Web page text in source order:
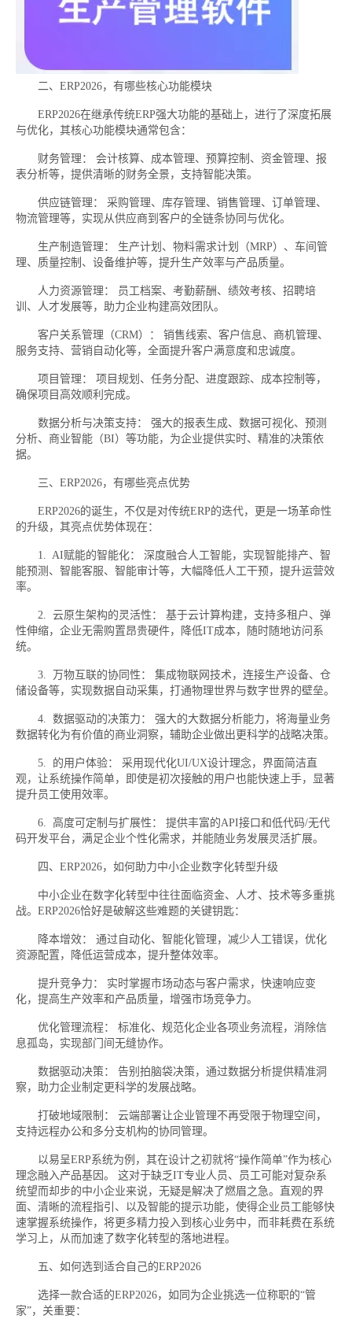
二、ERP2026，有哪些核心功能模块
ERP2026在继承传统ERP强大功能的基础上，进行了深度拓展
与优化，其核心功能模块通常包含：
财务管理： 会计核算、成本管理、预算控制、资金管理、报
表分析等，提供清晰的财务全景，支持智能决策。
供应链管理： 采购管理、库存管理、销售管理、订单管理、
物流管理等，实现从供应商到客户的全链条协同与优化。
生产制造管理： 生产计划、物料需求计划（MRP）、车间管
理、质量控制、设备维护等，提升生产效率与产品质量。
人力资源管理： 员工档案、考勤薪酬、绩效考核、招聘培
训、人才发展等，助力企业构建高效团队。
客户关系管理（CRM）： 销售线索、客户信息、商机管理、
服务支持、营销自动化等，全面提升客户满意度和忠诚度。
项目管理： 项目规划、任务分配、进度跟踪、成本控制等，
确保项目高效顺利完成。
数据分析与决策支持： 强大的报表生成、数据可视化、预测
分析、商业智能（BI）等功能，为企业提供实时、精准的决策依
据。
三、ERP2026，有哪些亮点优势
ERP2026的诞生，不仅是对传统ERP的迭代，更是一场革命性
的升级，其亮点优势体现在：
1. AI赋能的智能化： 深度融合人工智能，实现智能排产、智
能预测、智能客服、智能审计等，大幅降低人工干预，提升运营效
率。
2. 云原生架构的灵活性： 基于云计算构建，支持多租户、弹
性伸缩，企业无需购置昂贵硬件，降低IT成本，随时随地访问系
统。
3. 万物互联的协同性： 集成物联网技术，连接生产设备、仓
储设备等，实现数据自动采集，打通物理世界与数字世界的壁垒。
4. 数据驱动的决策力： 强大的大数据分析能力，将海量业务
数据转化为有价值的商业洞察，辅助企业做出更科学的战略决策。
5. 的用户体验： 采用现代化UI/UX设计理念，界面简洁直
观，让系统操作简单，即使是初次接触的用户也能快速上手，显著
提升员工使用效率。
6. 高度可定制与扩展性： 提供丰富的API接口和低代码/无代
码开发平台，满足企业个性化需求，并能随业务发展灵活扩展。
四、ERP2026，如何助力中小企业数字化转型升级
中小企业在数字化转型中往往面临资金、人才、技术等多重挑
战。ERP2026恰好是破解这些难题的关键钥匙：
降本增效： 通过自动化、智能化管理，减少人工错误，优化
资源配置，降低运营成本，提升整体效率。
提升竞争力： 实时掌握市场动态与客户需求，快速响应变
化，提高生产效率和产品质量，增强市场竞争力。
优化管理流程： 标准化、规范化企业各项业务流程，消除信
息孤岛，实现部门间无缝协作。
数据驱动决策： 告别拍脑袋决策，通过数据分析提供精准洞
察，助力企业制定更科学的发展战略。
打破地域限制： 云端部署让企业管理不再受限于物理空间，
支持远程办公和多分支机构的协同管理。
以易呈ERP系统为例，其在设计之初就将“操作简单”作为核心
理念融入产品基因。 这对于缺乏IT专业人员、员工可能对复杂系
统望而却步的中小企业来说，无疑是解决了燃眉之急。直观的界
面、清晰的流程指引、以及智能的提示功能，使得企业员工能够快
速掌握系统操作，将更多精力投入到核心业务中，而非耗费在系统
学习上，从而加速了数字化转型的落地进程。
五、如何选到适合自己的ERP2026
选择一款合适的ERP2026，如同为企业挑选一位称职的“管
家”，关重要：